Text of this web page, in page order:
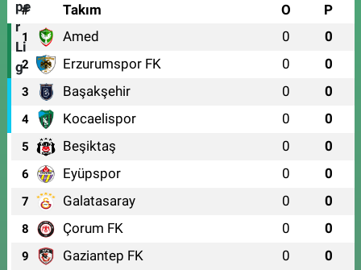
# Takım O P
1 Amed 0 0
2 Erzurumspor FK 0 0
3 Başakşehir 0 0
4 Kocaelispor 0 0
5 Beşiktaş 0 0
6 Eyüpspor 0 0
7 Galatasaray 0 0
8 Çorum FK 0 0
9 Gaziantep FK 0 0